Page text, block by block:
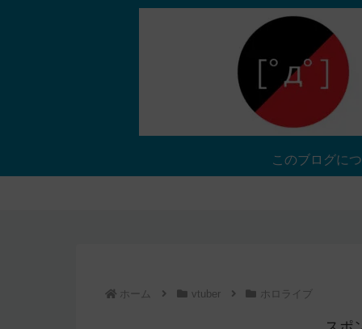
このブログに
ホーム vtuber ホロライブ